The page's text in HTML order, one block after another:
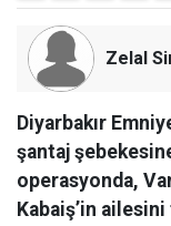
Zelal
Diyarbakır
şantaj
operasyonda,
Kabaiş’in